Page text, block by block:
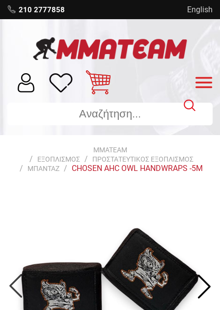
210 2777858 English
MMATEAM
ΕΞΟΠΛΙΣΜΟΣ
ΠΡΟΣΤΑΤΕΥΤΙΚΟΣ ΕΞΟΠΛΙΣΜΟΣ
ΜΠΑΝΤΑΖ
CHOSEN AHC OWL HANDWRAPS -5M